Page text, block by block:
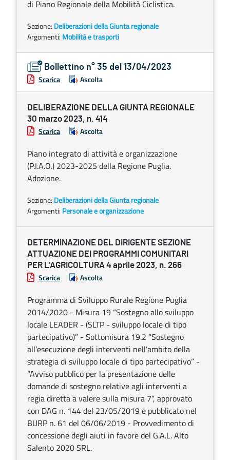
di Piano Regionale della Mobilità Ciclistica.
Sezione: Deliberazioni della Giunta regionale
Argomenti: Mobilità e trasporti
Bollettino n° 35 del 13/04/2023
Scarica Ascolta
DELIBERAZIONE DELLA GIUNTA REGIONALE
30 marzo 2023, n. 414
Scarica Ascolta
Piano integrato di attività e organizzazione
(P.I.A.O.) 2023-2025 della Regione Puglia.
Adozione.
Sezione: Deliberazioni della Giunta regionale
Argomenti: Personale e organizzazione
DETERMINAZIONE DEL DIRIGENTE SEZIONE
ATTUAZIONE DEI PROGRAMMI COMUNITARI
PER L’AGRICOLTURA 4 aprile 2023, n. 266
Scarica Ascolta
Programma di Sviluppo Rurale Regione Puglia
2014/2020 - Misura 19 “Sostegno allo sviluppo
locale LEADER - (SLTP - sviluppo locale di tipo
partecipativo)” - Sottomisura 19.2 “Sostegno
all’esecuzione degli interventi nell’ambito della
strategia di sviluppo locale di tipo partecipativo” -
“Avviso pubblico per la presentazione delle
domande di sostegno relative agli interventi a
regia diretta a valere sulla misura 7”, approvato
con DAG n. 144 del 23/05/2019 e pubblicato nel
BURP n. 61 del 06/06/2019 - Provvedimento di
concessione degli aiuti in favore del G.A.L. Alto
Salento 2020 SRL.